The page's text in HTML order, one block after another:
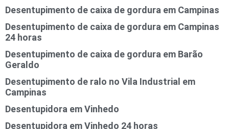
Desentupimento de caixa de gordura em Campinas
Desentupimento de caixa de gordura em Campinas
24 horas
Desentupimento de caixa de gordura em Barão
Geraldo
Desentupimento de ralo no Vila Industrial em
Campinas
Desentupidora em Vinhedo
Desentupidora em Vinhedo 24 horas